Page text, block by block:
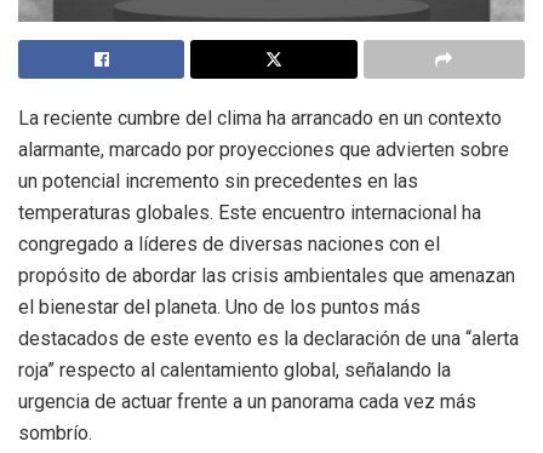
La reciente cumbre del clima ha arrancado en un contexto
alarmante, marcado por proyecciones que advierten sobre
un potencial incremento sin precedentes en las
temperaturas globales. Este encuentro internacional ha
congregado a líderes de diversas naciones con el
propósito de abordar las crisis ambientales que amenazan
el bienestar del planeta. Uno de los puntos más
destacados de este evento es la declaración de una “alerta
roja” respecto al calentamiento global, señalando la
urgencia de actuar frente a un panorama cada vez más
sombrío.